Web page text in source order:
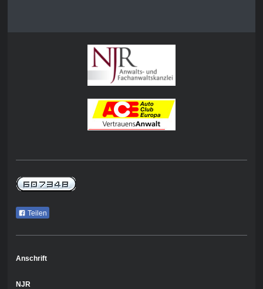
Teilen
Anschrift
NJR